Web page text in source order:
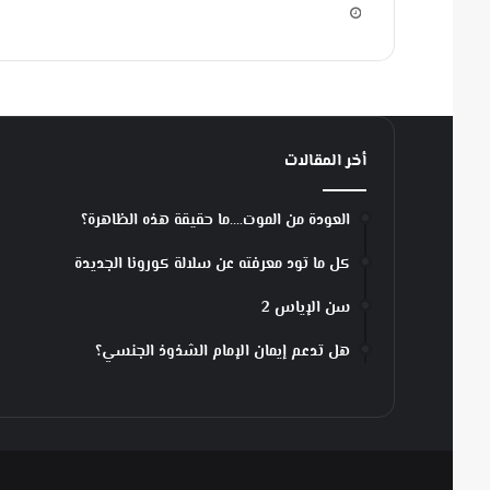
ن
أخر المقالات
العودة من الموت….ما حقيقة هذه الظاهرة؟
كل ما تود معرفته عن سلالة كورونا الجديدة
سن الإياس 2
هل تدعم إيمان الإمام الشذوذ الجنسي؟